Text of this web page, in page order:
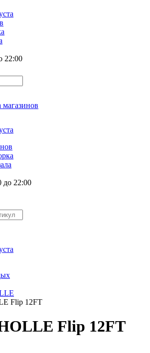
22:00
магазинов
22:00
Flip 12FT
Flip 12FT